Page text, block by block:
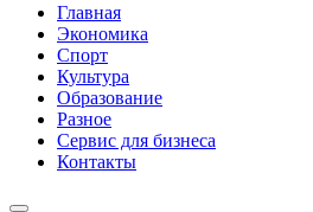
Главная
Экономика
Спорт
Культура
Образование
Разное
Сервис для бизнеса
Контакты